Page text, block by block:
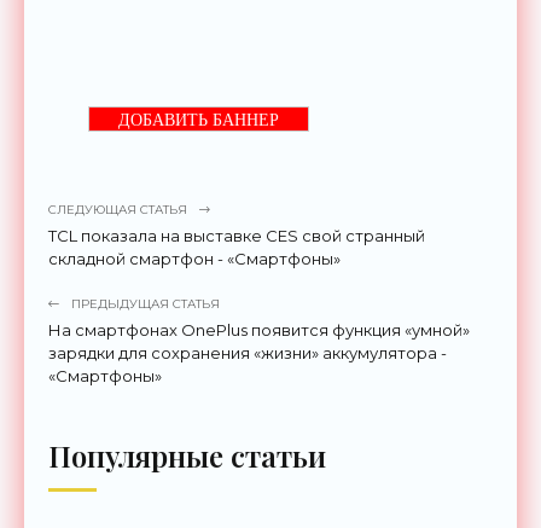
ДОБАВИТЬ БАННЕР
СЛЕДУЮЩАЯ СТАТЬЯ
TCL показала на выставке CES свой странный
складной смартфон - «Смартфоны»
ПРЕДЫДУЩАЯ СТАТЬЯ
На смартфонах OnePlus появится функция «умной»
зарядки для сохранения «жизни» аккумулятора -
«Смартфоны»
Популярные статьи